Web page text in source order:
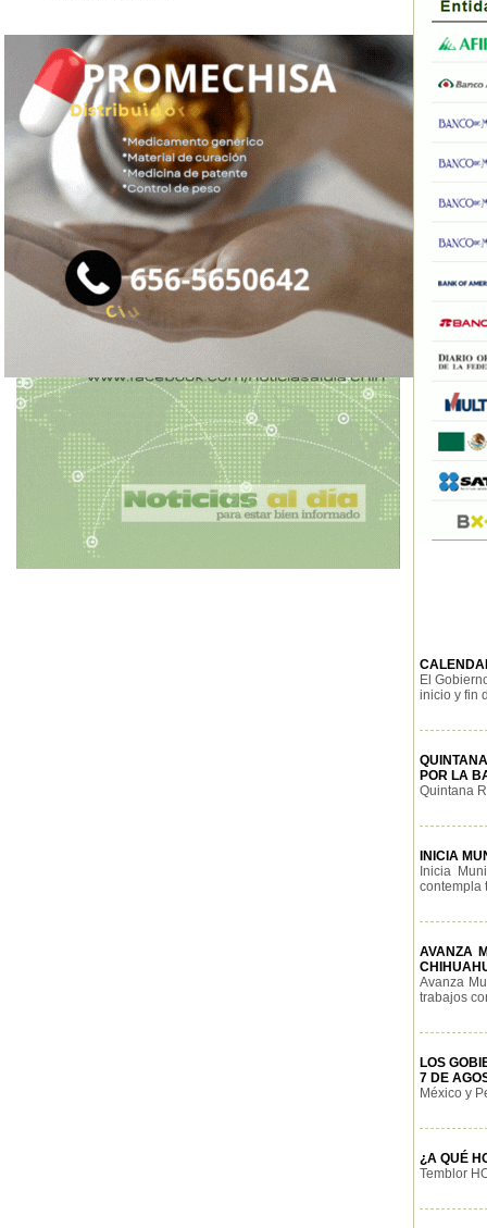
El
inicio y fin
POR LA
Quintana
INICIA
Inicia
contempla
AVANZA
Avanza
trabajos
LOS
7 DE
México y
¿A QUÉ
Temblor